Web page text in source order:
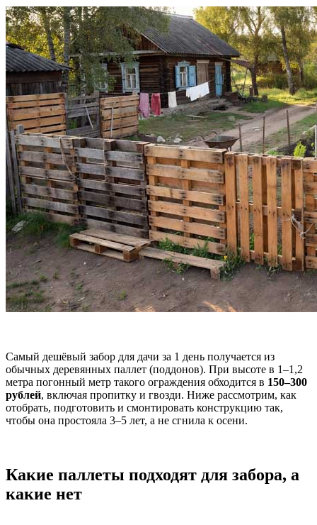
Самый дешёвый забор для дачи за 1 день получается из
обычных деревянных паллет (поддонов). При высоте в 1–1,2
метра погонный метр такого ограждения обходится в 150–300
рублей, включая пропитку и гвозди. Ниже рассмотрим, как
отобрать, подготовить и смонтировать конструкцию так,
чтобы она простояла 3–5 лет, а не сгнила к осени.
Какие паллеты подходят для забора, а
какие нет